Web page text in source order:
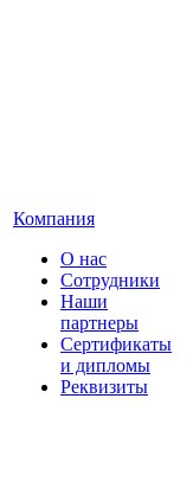
Компания
О нас
Сотрудники
Наши
партнеры
Сертификаты
и дипломы
Реквизиты